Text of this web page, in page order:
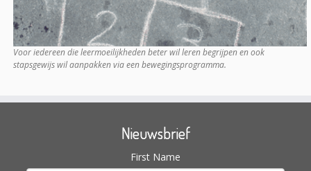
Voor iedereen die leermoeilijkheden beter wil leren begrijpen en ook
stapsgewijs wil aanpakken via een bewegingsprogramma.
Nieuwsbrief
First Name